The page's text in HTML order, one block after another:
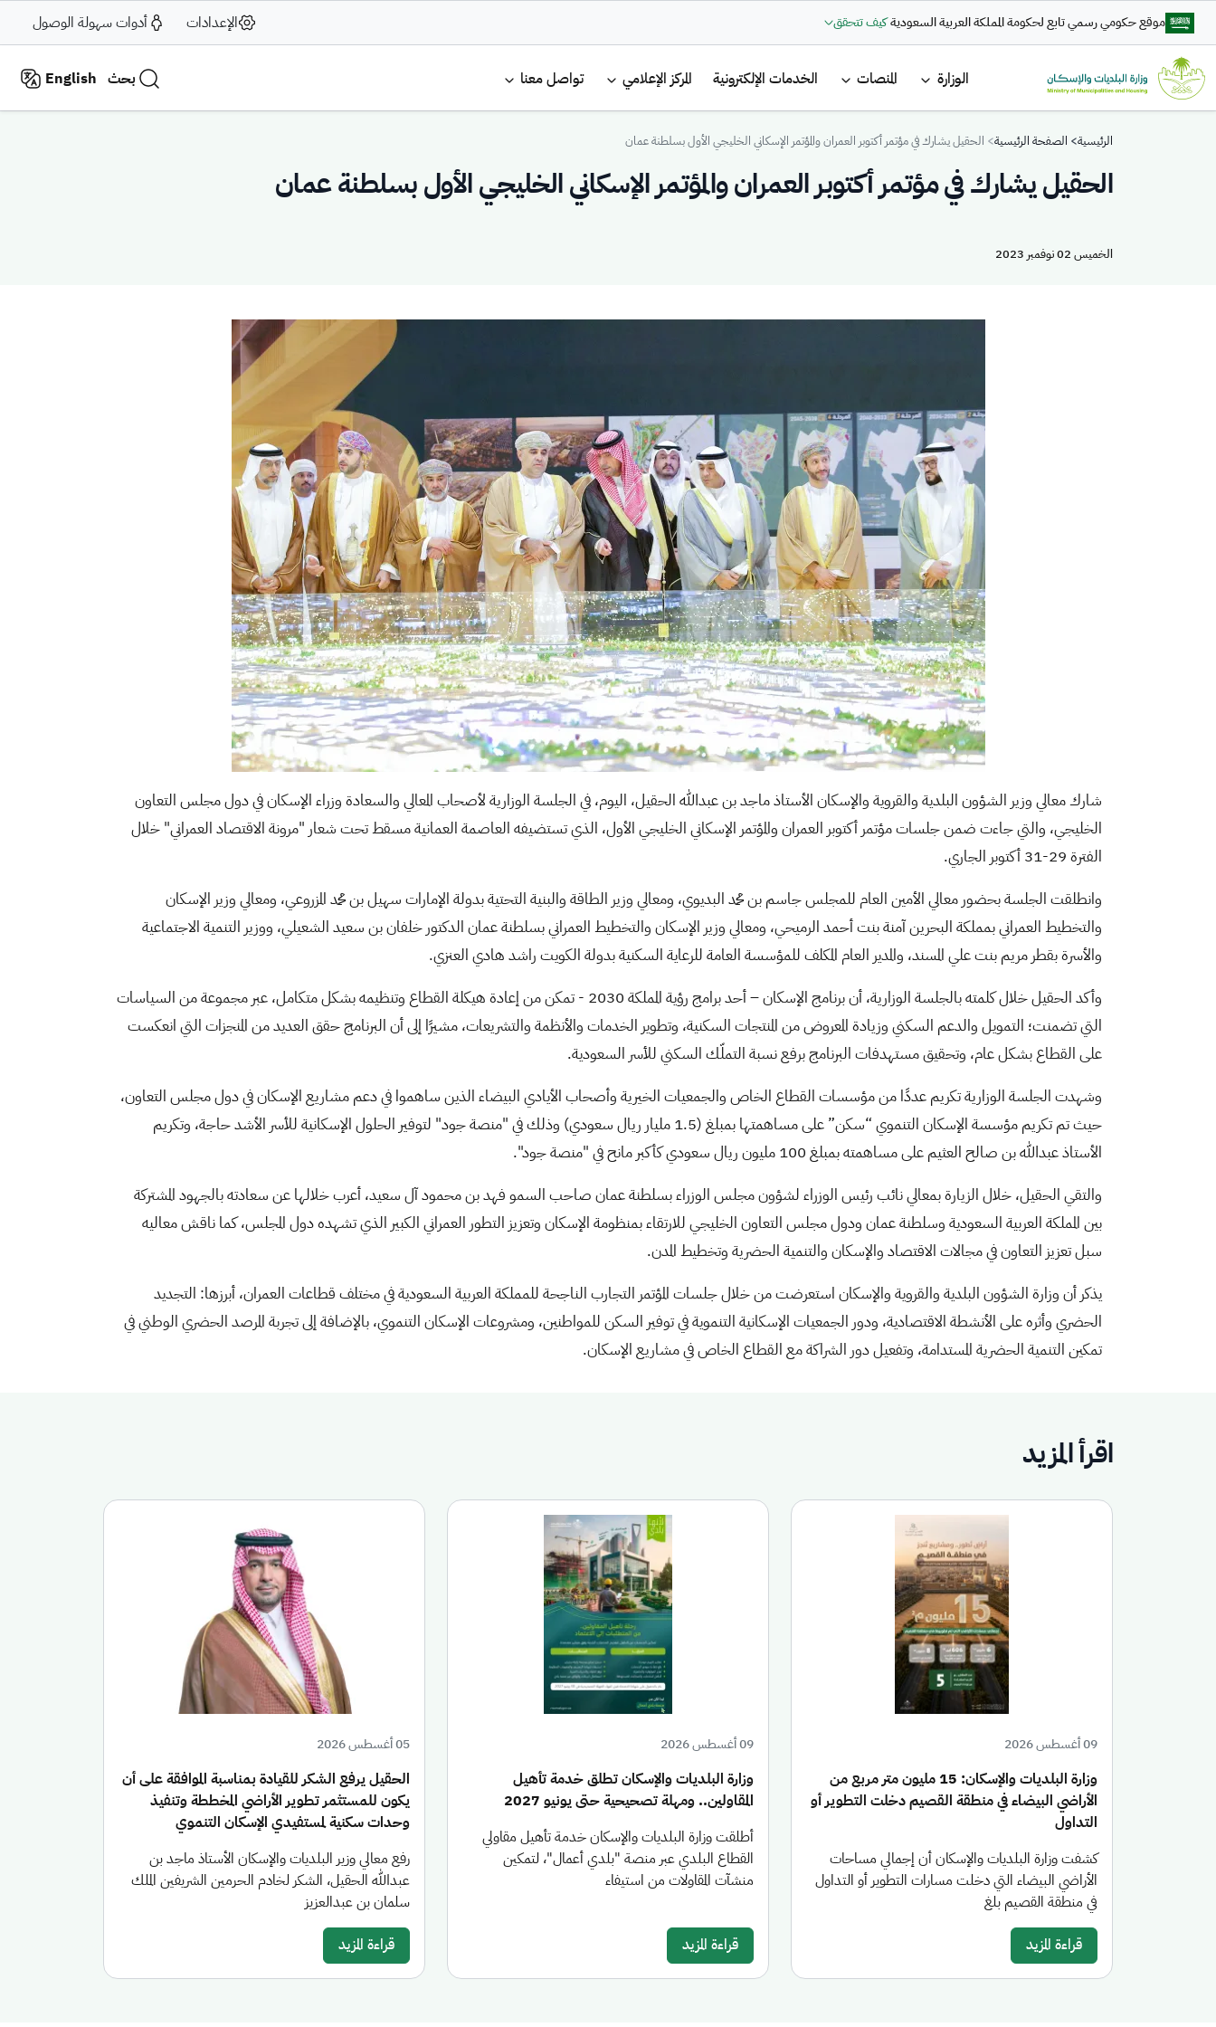
تجاوز إلى المحتوى الرئيسي
موقع حكومي رسمي تابع لحكومة المملكة العربية السعوديةكيف تتحقق الإعدادات أدوات سهولة الوصول
القائمة الرئيسية
الوزارة المنصات الخدمات الإلكترونية المركز الإعلامي تواصل معنا بحث English
Breadcrumb
الرئيسية الصفحة الرئيسية الحقيل يشارك في مؤتمر أكتوبر العمران والمؤتمر الإسكاني الخليجي الأول بسلطنة عمان
الحقيل يشارك في مؤتمر أكتوبر العمران والمؤتمر الإسكاني الخليجي الأول بسلطنة عمان
الخميس 02 نوفمبر 2023
شارك معالي وزير الشؤون البلدية والقروية والإسكان الأستاذ ماجد بن عبدالله الحقيل، اليوم، في الجلسة الوزارية لأصحاب المعالي والسعادة وزراء الإسكان في دول مجلس التعاون
الخليجي، والتي جاءت ضمن جلسات مؤتمر أكتوبر العمران والمؤتمر الإسكاني الخليجي الأول، الذي تستضيفه العاصمة العمانية مسقط تحت شعار "مرونة الاقتصاد العمراني" خلال
الفترة 29-31 أكتوبر الجاري.
وانطلقت الجلسة بحضور معالي الأمين العام للمجلس جاسم بن محمد البديوي، ومعالي وزير الطاقة والبنية التحتية بدولة الإمارات سهيل بن محمد المزروعي، ومعالي وزير الإسكان
والتخطيط العمراني بمملكة البحرين آمنة بنت أحمد الرميحي، ومعالي وزير الإسكان والتخطيط العمراني بسلطنة عمان الدكتور خلفان بن سعيد الشعيلي، ووزير التنمية الاجتماعية
والأسرة بقطر مريم بنت علي المسند، والمدير العام المكلف للمؤسسة العامة للرعاية السكنية بدولة الكويت راشد هادي العنزي.
وأكد الحقيل خلال كلمته بالجلسة الوزارية، أن برنامج الإسكان – أحد برامج رؤية المملكة 2030 - تمكن من إعادة هيكلة القطاع وتنظيمه بشكل متكامل، عبر مجموعة من السياسات
التي تضمنت؛ التمويل والدعم السكني وزيادة المعروض من المنتجات السكنية، وتطوير الخدمات والأنظمة والتشريعات، مشيرًا إلى أن البرنامج حقق العديد من المنجزات التي انعكست
على القطاع بشكل عام، وتحقيق مستهدفات البرنامج برفع نسبة التملّك السكني للأسر السعودية.
وشهدت الجلسة الوزارية تكريم عددًا من مؤسسات القطاع الخاص والجمعيات الخيرية وأصحاب الأيادي البيضاء الذين ساهموا في دعم مشاريع الإسكان في دول مجلس التعاون،
حيث تم تكريم مؤسسة الإسكان التنموي “سكن” على مساهمتها بمبلغ (1.5 مليار ريال سعودي) وذلك في "منصة جود" لتوفير الحلول الإسكانية للأسر الأشد حاجة، وتكريم
الأستاذ عبدالله بن صالح العثيم على مساهمته بمبلغ 100 مليون ريال سعودي كأكبر مانح في "منصة جود".
والتقي الحقيل، خلال الزيارة بمعالي نائب رئيس الوزراء لشؤون مجلس الوزراء بسلطنة عمان صاحب السمو فهد بن محمود آل سعيد، أعرب خلالها عن سعادته بالجهود المشتركة
بين المملكة العربية السعودية وسلطنة عمان ودول مجلس التعاون الخليجي للارتقاء بمنظومة الإسكان وتعزيز التطور العمراني الكبير الذي تشهده دول المجلس، كما ناقش معاليه
سبل تعزيز التعاون في مجالات الاقتصاد والإسكان والتنمية الحضرية وتخطيط المدن.
يذكر أن وزارة الشؤون البلدية والقروية والإسكان استعرضت من خلال جلسات المؤتمر التجارب الناجحة للمملكة العربية السعودية في مختلف قطاعات العمران، أبرزها: التجديد
الحضري وأثره على الأنشطة الاقتصادية، ودور الجمعيات الإسكانية التنموية في توفير السكن للمواطنين، ومشروعات الإسكان التنموي، بالإضافة إلى تجربة المرصد الحضري الوطني في
تمكين التنمية الحضرية المستدامة، وتفعيل دور الشراكة مع القطاع الخاص في مشاريع الإسكان.
اقرأ المزيد
09 أغسطس 2026
وزارة البلديات والإسكان: 15 مليون متر مربع من
الأراضي البيضاء في منطقة القصيم دخلت التطوير أو
التداول
كشفت وزارة البلديات والإسكان أن إجمالي مساحات
الأراضي البيضاء التي دخلت مسارات التطوير أو التداول
في منطقة القصيم بلغ
قراءة المزيد
09 أغسطس 2026
وزارة البلديات والإسكان تطلق خدمة تأهيل
المقاولين.. ومهلة تصحيحية حتى يونيو 2027
أطلقت وزارة البلديات والإسكان خدمة تأهيل مقاولي
القطاع البلدي عبر منصة "بلدي أعمال"، لتمكين
منشآت المقاولات من استيفاء
قراءة المزيد
05 أغسطس 2026
الحقيل يرفع الشكر للقيادة بمناسبة الموافقة على أن
يكون للمستثمر تطوير الأراضي المخططة وتنفيذ
وحدات سكنية لمستفيدي الإسكان التنموي
رفع معالي وزير البلديات والإسكان الأستاذ ماجد بن
عبدالله الحقيل، الشكر لخادم الحرمين الشريفين الملك
سلمان بن عبدالعزيز
قراءة المزيد